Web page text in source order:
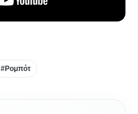
#Ρομπότ